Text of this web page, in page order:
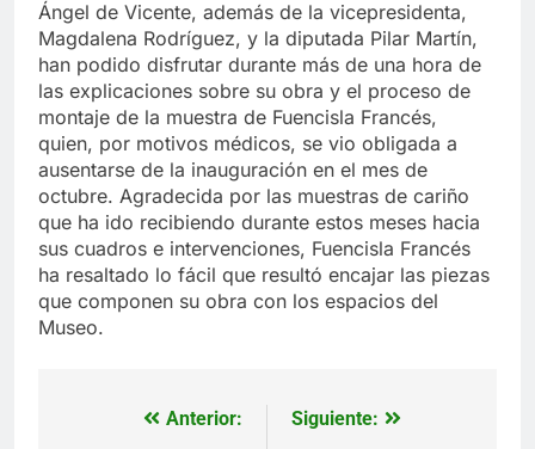
Ángel de Vicente, además de la vicepresidenta,
Magdalena Rodríguez, y la diputada Pilar Martín,
han podido disfrutar durante más de una hora de
las explicaciones sobre su obra y el proceso de
montaje de la muestra de Fuencisla Francés,
quien, por motivos médicos, se vio obligada a
ausentarse de la inauguración en el mes de
octubre. Agradecida por las muestras de cariño
que ha ido recibiendo durante estos meses hacia
sus cuadros e intervenciones, Fuencisla Francés
ha resaltado lo fácil que resultó encajar las piezas
que componen su obra con los espacios del
Museo.
Navegación
Anterior:
Siguiente: